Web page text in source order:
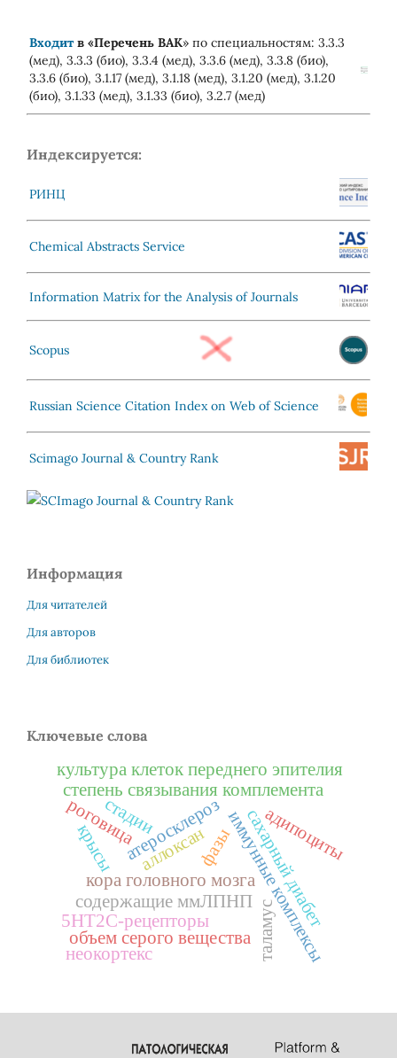
Входит в «Перечень ВАК» по специальностям: 3.3.3
(мед), 3.3.3 (био), 3.3.4 (мед), 3.3.6 (мед), 3.3.8 (био),
3.3.6 (био), 3.1.17 (мед), 3.1.18 (мед), 3.1.20 (мед), 3.1.20
(био), 3.1.33 (мед), 3.1.33 (био), 3.2.7 (мед)
Индексируется:
РИНЦ
Chemical Abstracts Service
Information Matrix for the Analysis of Journals
Scopus
Russian Science Citation Index on Web of Science
Scimago Journal & Country Rank
Информация
Для читателей
Для авторов
Для библиотек
Ключевые слова
атеросклерозиммунные комплексы
содержащие ммЛПНП
степень связывания комплемента
кора головного мозга
таламус
объем серого вещества
сахарный диабет
адипоциты
аллоксанфазы
стадии
роговица
культура клеток переднего эпителия
5НТ2С-рецепторы
крысы
неокортекс